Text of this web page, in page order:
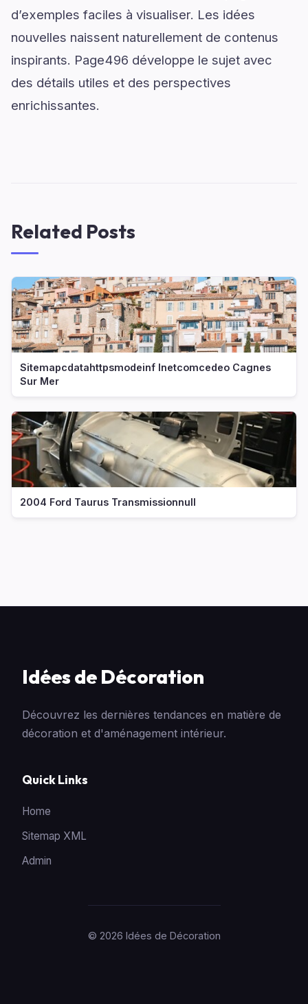
d’exemples faciles à visualiser. Les idées
nouvelles naissent naturellement de contenus
inspirants. Page496 développe le sujet avec
des détails utiles et des perspectives
enrichissantes.
Related Posts
Sitemapcdatahttpsmodeinf Inetcomcedeo Cagnes
Sur Mer
2004 Ford Taurus Transmissionnull
Idées de Décoration
Découvrez les dernières tendances en matière de
décoration et d'aménagement intérieur.
Quick Links
Home
Sitemap XML
Admin
© 2026 Idées de Décoration